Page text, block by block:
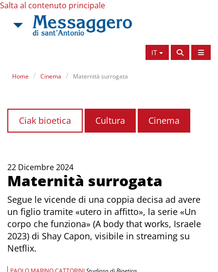
Salta al contenuto principale
IT
Home Cinema Maternità surrogata
Ciak bioetica Cultura Cinema
22 Dicembre 2024
Maternità surrogata
Segue le vicende di una coppia decisa ad avere
un figlio tramite «utero in affitto», la serie «Un
corpo che funziona» (A body that works, Israele
2023) di Shay Capon, visibile in streaming su
Netflix.